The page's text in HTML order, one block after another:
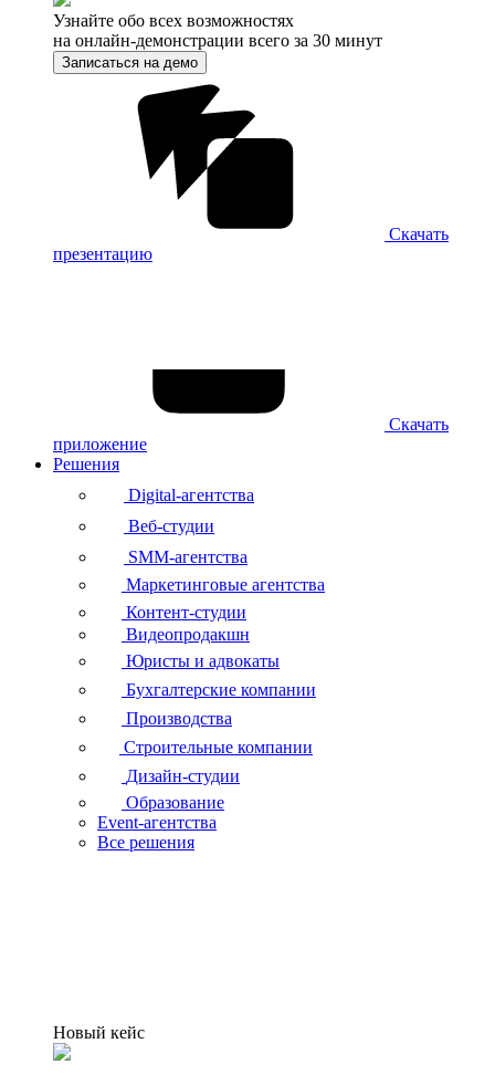
Узнайте обо всех возможностях
на онлайн-демонстрации всего за 30 минут
Записаться на демо
Скачать
презентацию
Скачать
приложение
Решения
Digital-агентства
Веб-студии
SMM-агентства
Маркетинговые агентства
Контент-студии
Видеопродакшн
Юристы и адвокаты
Бухгалтерские компании
Производства
Строительные компании
Дизайн-студии
Образование
Event-агентства
Все решения
Новый кейс